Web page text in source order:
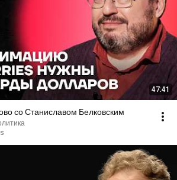
47:41
со Станиславом Белковским